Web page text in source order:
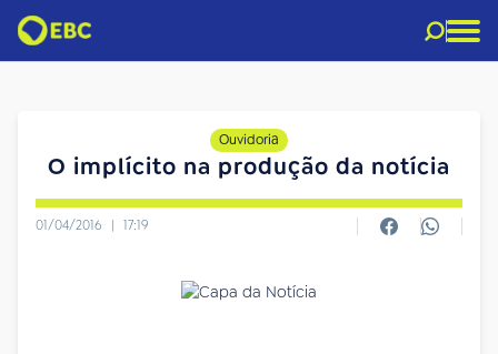
Ouvidoria
O implícito na produção da notícia
01/04/2016 | 17:19